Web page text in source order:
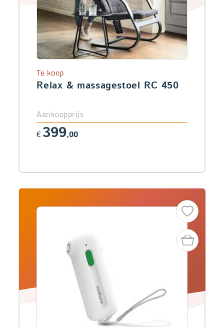
Relax & massagestoel RC 450
Te koop
Aankoopprijs
€ 399,00